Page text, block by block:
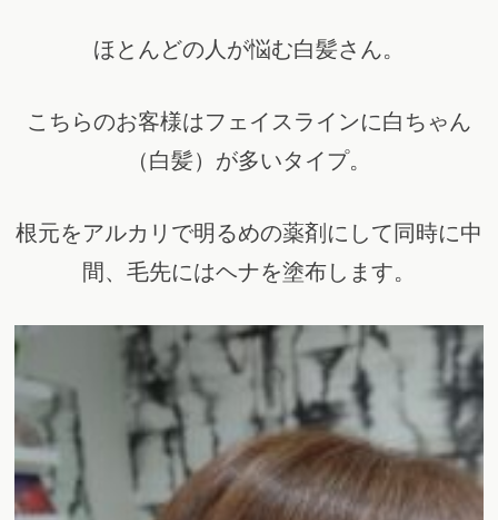
ほとんどの人が悩む白髪さん。
こちらのお客様はフェイスラインに白ちゃん
（白髪）が多いタイプ。
根元をアルカリで明るめの薬剤にして同時に中
間、毛先にはヘナを塗布します。